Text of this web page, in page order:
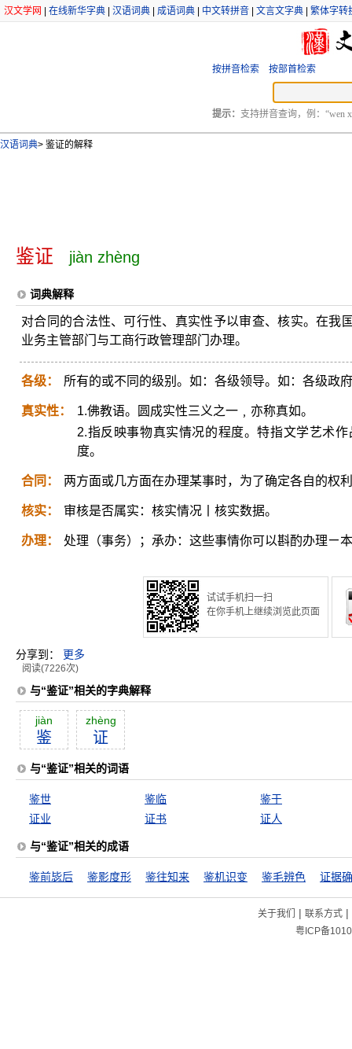
汉文学网 在线新华字典 汉语词典 成语词典 中文转拼音 文言文字典 繁体字转
按拼音检索 按部首检索
提示： 支持拼音查询，例：“wen
汉语词典> 鉴证的解释
鉴证 jiàn zhèng
词典解释
对合同的合法性、可行性、真实性予以审查、核实。在我
业务主管部门与工商行政管理部门办理。
各级： 所有的或不同的级别。如：各级领导。如：各级政
真实性：
1.佛教语。圆成实性三义之一﹐亦称真如。
2.指反映事物真实情况的程度。特指文学艺术
度。
合同： 两方面或几方面在办理某事时，为了确定各自的权
核实： 审核是否属实：核实情况丨核实数据。
办理： 处理（事务）；承办：这些事情你可以斟酌办理ㄧ
试试手机扫一扫
在你手机上继续浏览此页面
分享到： 更多
阅读(7226次)
与“鉴证”相关的字典解释
jiàn
鉴
zhèng
证
与“鉴证”相关的词语
鉴世 鉴临
鉴于
证业
证书 证人
与“鉴证”相关的成语
鉴前毖后 鉴影度形 鉴往知来 鉴机识变 鉴毛辨色 证据
关于我们 | 联系方式|
粤ICP备